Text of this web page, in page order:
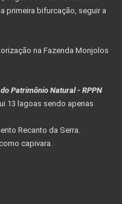
primeira bifurcação, seguir a
na Fazenda Monjolos
Patrimônio Natural - RPPN
13 lagoas sendo apenas
Recanto da Serra.
capivara.